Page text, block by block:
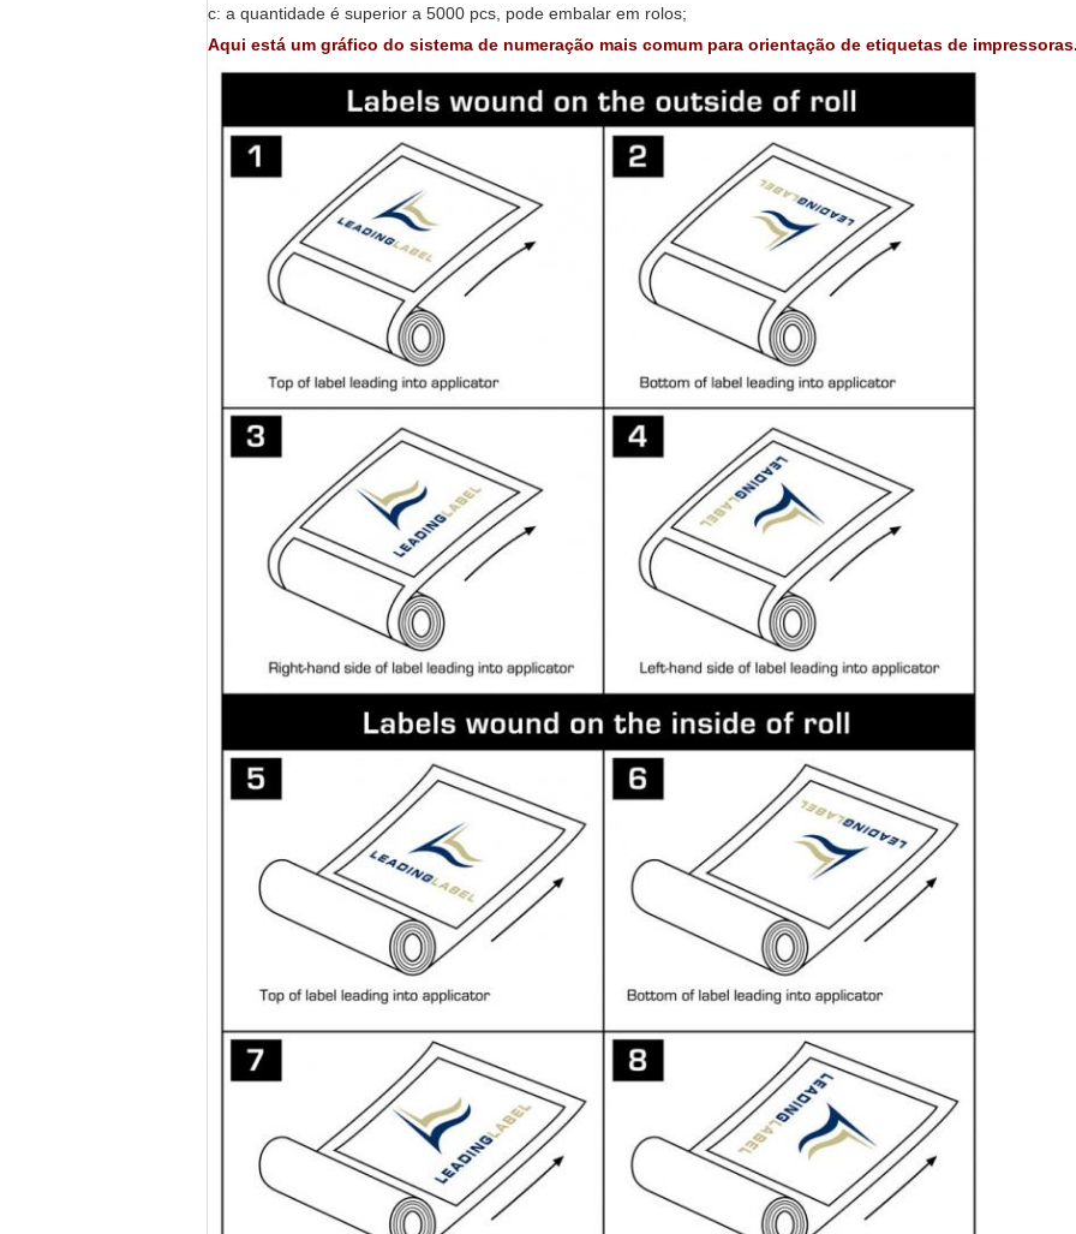
c: a quantidade é superior a 5000 pcs, pode embalar em rolos;
Aqui está um gráfico do sistema de numeração mais comum para orientação de etiquetas de